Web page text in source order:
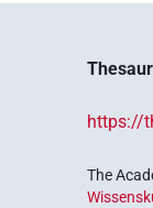
https://
The